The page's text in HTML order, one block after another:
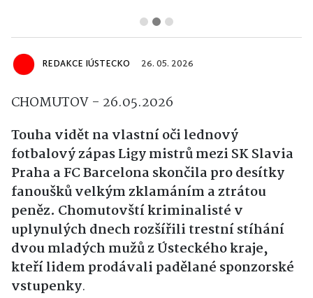
REDAKCE IÚSTECKO 26. 05. 2026
CHOMUTOV - 26.05.2026
Touha vidět na vlastní oči lednový
fotbalový zápas Ligy mistrů mezi SK Slavia
Praha a FC Barcelona skončila pro desítky
fanoušků velkým zklamáním a ztrátou
peněz. Chomutovští kriminalisté v
uplynulých dnech rozšířili trestní stíhání
dvou mladých mužů z Ústeckého kraje,
kteří lidem prodávali padělané sponzorské
vstupenky.